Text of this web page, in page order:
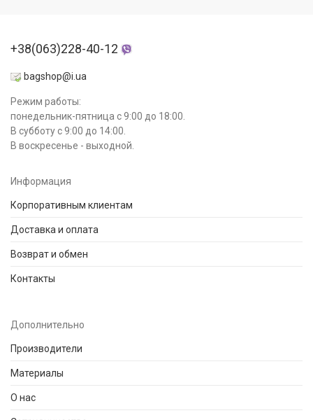
+38(063)228-40-12
bagshop@i.ua
Режим работы:
понедельник-пятница с 9:00 до 18:00.
В субботу с 9:00 до 14:00.
В воскресенье - выходной.
Информация
Корпоративным клиентам
Доставка и оплата
Возврат и обмен
Контакты
Дополнительно
Производители
Материалы
О нас